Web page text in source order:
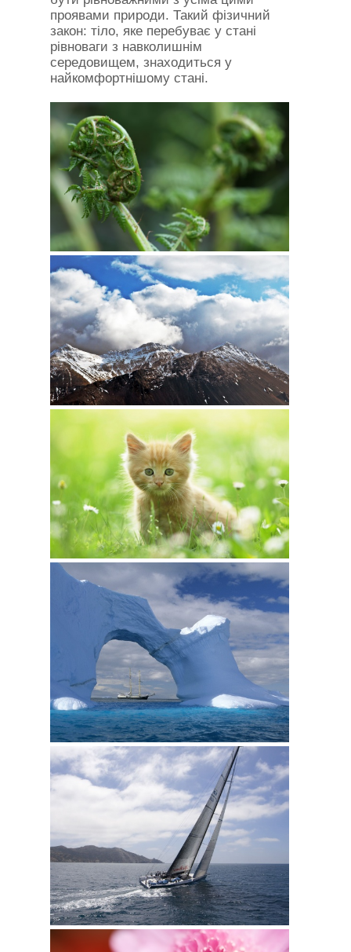
проявами природи. Такий фізичний
закон: тіло, яке перебуває у стані
рівноваги з навколишнім
середовищем, знаходиться у
найкомфортнішому стані.